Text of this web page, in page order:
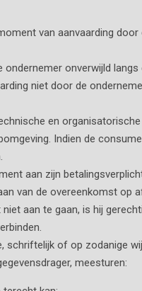
van aanvaarding
onverwijld
niet door de
en
Indien de
aan zijn
van de overeenkomst op
aan te gaan, is hij
schriftelijk of op zodanige
meesturen: